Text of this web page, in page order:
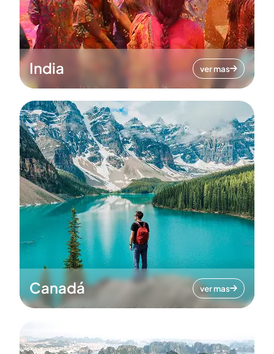
India ver mas
Canadá ver mas